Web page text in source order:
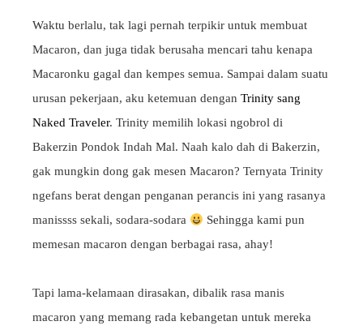
Waktu berlalu, tak lagi pernah terpikir untuk membuat
Macaron, dan juga tidak berusaha mencari tahu kenapa
Macaronku gagal dan kempes semua. Sampai dalam suatu
urusan pekerjaan, aku ketemuan dengan Trinity sang
Naked Traveler. Trinity memilih lokasi ngobrol di
Bakerzin Pondok Indah Mal. Naah kalo dah di Bakerzin,
gak mungkin dong gak mesen Macaron? Ternyata Trinity
ngefans berat dengan penganan perancis ini yang rasanya
manissss sekali, sodara-sodara
Sehingga kami pun
memesan macaron dengan berbagai rasa, ahay!
Tapi lama-kelamaan dirasakan, dibalik rasa manis
macaron yang memang rada kebangetan untuk mereka